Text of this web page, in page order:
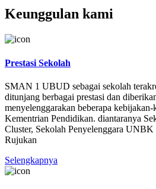
Keunggulan kami
Prestasi Sekolah
SMAN 1 UBUD sebagai sekolah
ditunjang berbagai prestasi dan
menyelenggarakan beberapa
Kementrian Pendidikan. diantaranya
Cluster, Sekolah Penyelenggara
Rujukan
Selengkapnya